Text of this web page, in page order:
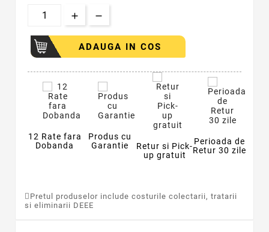
ADAUGA IN COS
12 Rate fara
Dobanda
Produs cu
Garantie
Retur si Pick-
up gratuit
Perioada de
Retur 30 zile
Pretul produselor include costurile colectarii, tratarii
si eliminarii DEEE